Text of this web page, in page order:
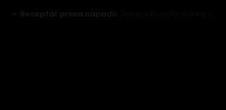
Receptář prima nápadů